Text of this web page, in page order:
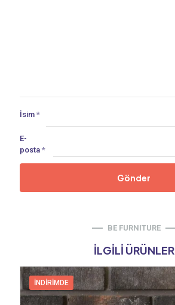
İsim *
E-
posta *
BE FURNITURE
İLGILI ÜRÜNLER
İNDIRIMDE